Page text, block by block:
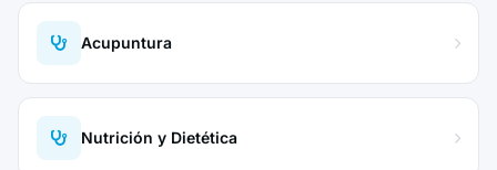
Acupuntura
Nutrición y Dietética